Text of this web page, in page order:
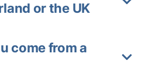
or the UK
come from a